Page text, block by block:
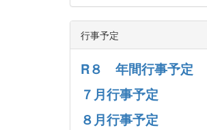
行事予定
R８ 年間行事予定
７月行事予定
８月行事予定